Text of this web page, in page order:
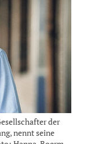
der
nennt seine